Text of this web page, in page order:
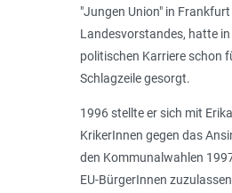
"Jungen Union" in
Landesvorstandes, hatte
politischen Karriere schon
Schlagzeile gesorgt.
1996 stellte er sich mit
KrikerInnen gegen das
den Kommunalwahlen
EU-BürgerInnen